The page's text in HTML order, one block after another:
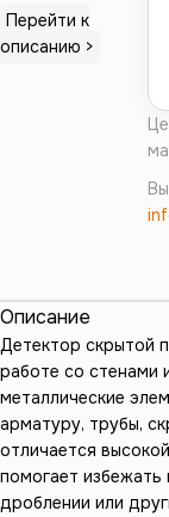
Перейти к
описанию >
Описание
Детектор скрытой
работе со стенами
металлические
арматуру, трубы,
отличается
помогает
дроблении или